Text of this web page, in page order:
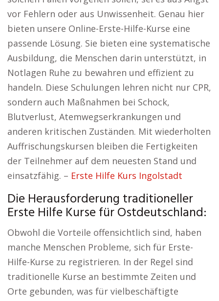
vor Fehlern oder aus Unwissenheit. Genau hier
bieten unsere Online-Erste-Hilfe-Kurse eine
passende Lösung. Sie bieten eine systematische
Ausbildung, die Menschen darin unterstützt, in
Notlagen Ruhe zu bewahren und effizient zu
handeln. Diese Schulungen lehren nicht nur CPR,
sondern auch Maßnahmen bei Schock,
Blutverlust, Atemwegserkrankungen und
anderen kritischen Zuständen. Mit wiederholten
Auffrischungskursen bleiben die Fertigkeiten
der Teilnehmer auf dem neuesten Stand und
einsatzfähig. – Erste Hilfe Kurs Ingolstadt
Die Herausforderung traditioneller
Erste Hilfe Kurse für Ostdeutschland:
Obwohl die Vorteile offensichtlich sind, haben
manche Menschen Probleme, sich für Erste-
Hilfe-Kurse zu registrieren. In der Regel sind
traditionelle Kurse an bestimmte Zeiten und
Orte gebunden, was für vielbeschäftigte